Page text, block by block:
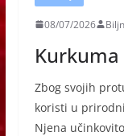
08/07/2026
Zbog svojih
koristi u
Njena